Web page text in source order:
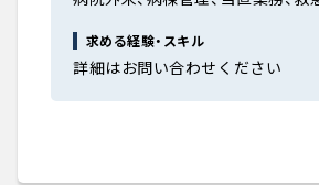
求める経験・スキル
詳細はお問い合わせください